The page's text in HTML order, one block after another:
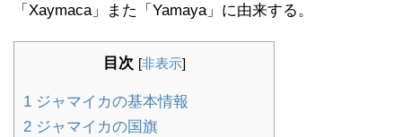
「Xaymaca」また「Yamaya」に由来する。
目次 [非表示]
1 ジャマイカの基本情報
2 ジャマイカの国旗